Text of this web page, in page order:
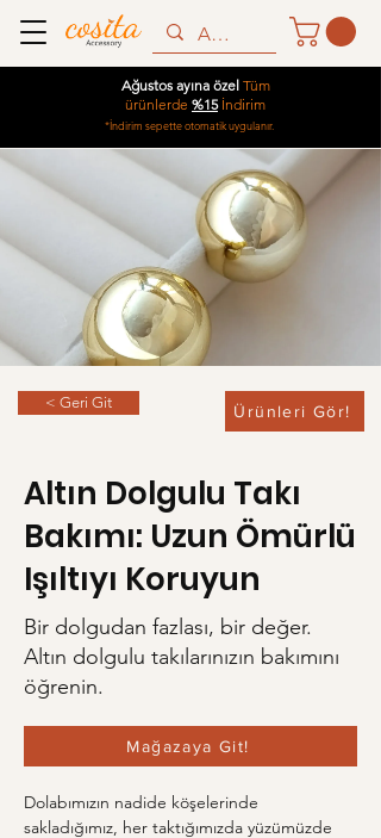
Ağustos ayına özel Tüm
ürünlerde %15İndirim
*İndirim sepette otomatik uygulanır.
< Geri Git Ürünleri Gör!
Altın Dolgulu Takı
Bakımı: Uzun Ömürlü
Işıltıyı Koruyun
Bir dolgudan fazlası, bir değer.
Altın dolgulu takılarınızın bakımını
öğrenin.
Mağazaya Git!
Dolabımızın nadide köşelerinde
sakladığımız, her taktığımızda yüzümüzde